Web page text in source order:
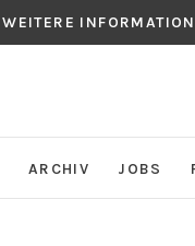
ARCHIV JOBS